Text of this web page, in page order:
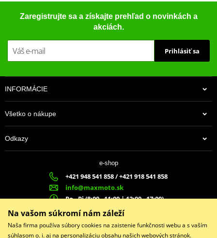
Zaregistrujte sa a získajte prehľad o novinkách a
akciách.
Prihlásiť sa
INFORMÁCIE
Všetko o nákupe
Odkazy
e-shop
+421 948 541 858 / +421 918 541 858
info@maxmoto.sk
Po - Pi (8:00 - 11:00 | 12:00 - 17:00)
MAX
MOTO s.r.o.
Slovenských dobrovoľníkov 1439
022 01 Čadca
Na vašom súkromí nám záleží
Naša firma používa súbory cookies na zaistenie funkčnosti webu a s vaším
súhlasom o. i. aj na personalizáciu obsahu našich webových stránok.